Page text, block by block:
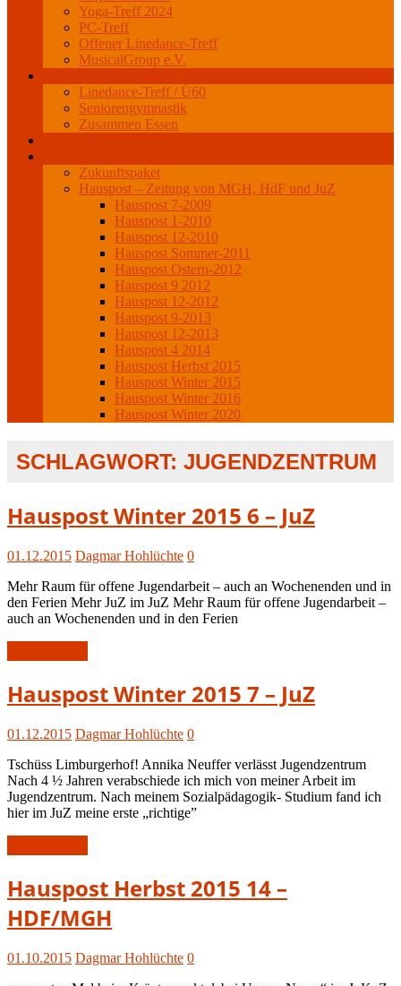
Yoga-Treff 2024
PC-Treff
Offener Linedance-Treff
MusicalGroup e.V.
Linedance-Treff / Ü60
Seniorengymnastik
Zusammen Essen
Zukunftspaket
Hauspost – Zeitung von MGH, HdF und JuZ
Hauspost 7-2009
Hauspost 1-2010
Hauspost 12-2010
Hauspost Sommer-2011
Hauspost Ostern-2012
Hauspost 9 2012
Hauspost 12-2012
Hauspost 9-2013
Hauspost 12-2013
Hauspost 4 2014
Hauspost Herbst 2015
Hauspost Winter 2015
Hauspost Winter 2016
Hauspost Winter 2020
SCHLAGWORT: JUGENDZENTRUM
Hauspost
Winter
Hauspost Winter 2015 6 – JuZ
01.12.2015 Dagmar Hohlüchte 0
Mehr Raum für offene Jugendarbeit – auch an Wochenenden und in
den Ferien Mehr JuZ im JuZ Mehr Raum für offene Jugendarbeit –
auch an Wochenenden und in den Ferien
Hauspost
Winter
Hauspost Winter 2015 7 – JuZ
01.12.2015 Dagmar Hohlüchte 0
Tschüss Limburgerhof! Annika Neuffer verlässt Jugendzentrum
Nach 4 ½ Jahren verabschiede ich mich von meiner Arbeit im
Jugendzentrum. Nach meinem Sozialpädagogik- Studium fand ich
hier im JuZ meine erste „richtige”
Hauspost
Herbst
2015
Hauspost Herbst 2015 14 –
HDF/MGH
01.10.2015 Dagmar Hohlüchte 0